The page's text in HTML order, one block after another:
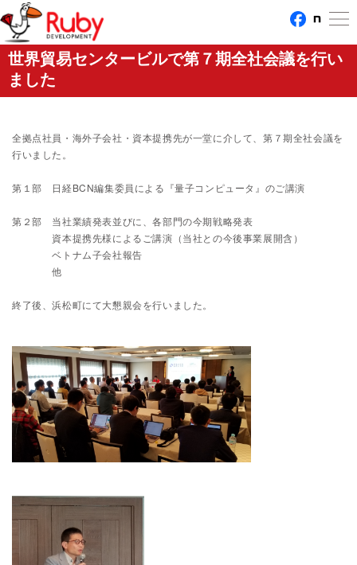
世界貿易センタービルで第７期全社会議を行い
ました
全拠点社員・海外子会社・資本提携先が一堂に介して、第７期全社会議を
行いました。
第１部 日経BCN編集委員による『量子コンピュータ』のご講演
第２部 当社業績発表並びに、各部門の今期戦略発表
資本提携先様によるご講演（当社との今後事業展開含）
ベトナム子会社報告
他
終了後、浜松町にて大懇親会を行いました。